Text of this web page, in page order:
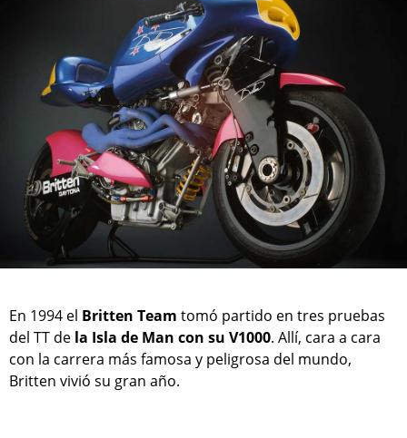
En 1994 el Britten Team tomó partido en tres pruebas
del TT de la Isla de Man con su V1000. Allí, cara a cara
con la carrera más famosa y peligrosa del mundo,
Britten vivió su gran año.